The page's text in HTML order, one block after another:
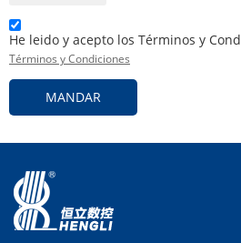
He leido y acepto los Términos y
Términos y Condiciones
MANDAR